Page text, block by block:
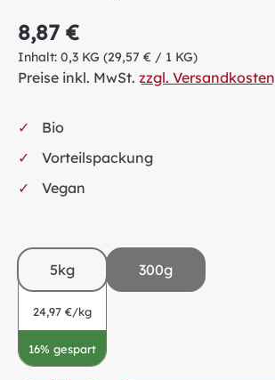
8,87 €
Inhalt: 0,3 KG (29,57 € / 1 KG)
Preise inkl. MwSt. zzgl. Versandkosten
Bio
Vorteilspackung
Vegan
5kg
24,97 €/kg
16% gespart
300g